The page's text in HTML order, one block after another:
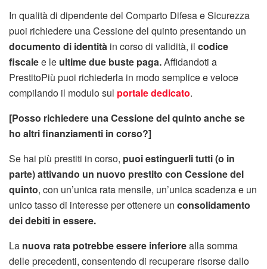
In qualità di dipendente del Comparto Difesa e Sicurezza
puoi richiedere una Cessione del quinto presentando un
documento di identità in corso di validità, il codice
fiscalee le ultime due buste paga.Affidandoti a
PrestitoPiù puoi richiederla in modo semplice e veloce
compilando il modulo sul portale dedicato.
[Posso richiedere una Cessione del quinto anche se
ho altri finanziamenti in corso?]
Se hai più prestiti in corso, puoi estinguerli tutti (o in
parte) attivando un nuovo prestito con Cessione del
quinto, con un’unica rata mensile, un’unica scadenza e un
unico tasso di interesse per ottenere un consolidamento
dei debiti in essere.
La nuova rata potrebbe essere inferiorealla somma
delle precedenti, consentendo di recuperare risorse dallo